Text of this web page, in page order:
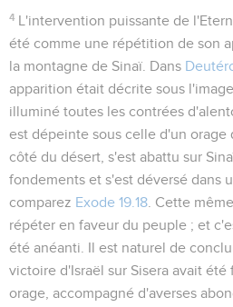
4 L'intervention puissante de
été comme une répétition de son
la montagne de Sinaï. Dans
apparition était décrite sous
illuminé toutes les contrées
est dépeinte sous celle d'un orage
côté du désert, s'est abattu sur
fondements et s'est déversé dans
comparez Exode 19.18 . Cette
répéter en faveur du peuple ; et
été anéanti. Il est naturel de
victoire d'Israël sur Sisera avait
orage, accompagné d'averses